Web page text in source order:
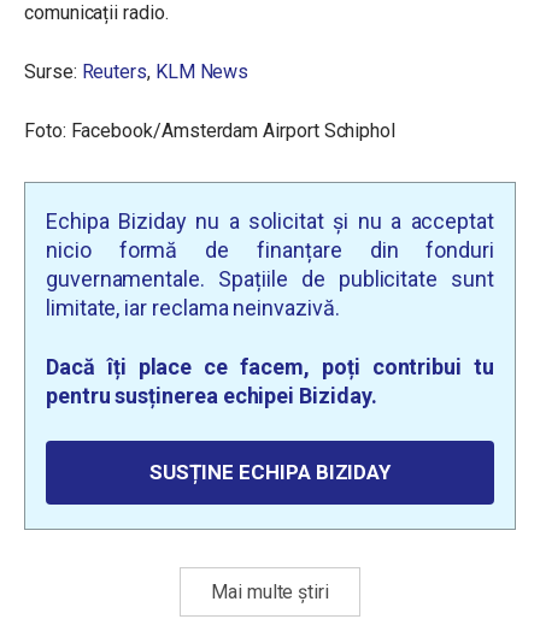
comunicații radio.
Surse: Reuters, KLM News
Foto: Facebook/Amsterdam Airport Schiphol
Echipa Biziday nu a solicitat și nu a acceptat
nicio formă de finanțare din fonduri
guvernamentale. Spațiile de publicitate sunt
limitate, iar reclama neinvazivă.
Dacă îți place ce facem, poți contribui tu
pentru susținerea echipei Biziday.
SUSȚINE ECHIPA BIZIDAY
Mai multe știri